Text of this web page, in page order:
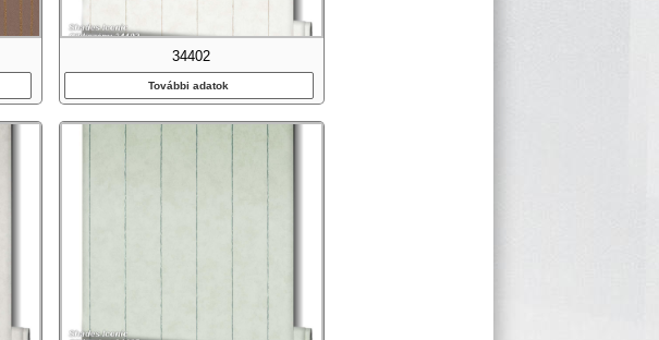
34402
További adatok